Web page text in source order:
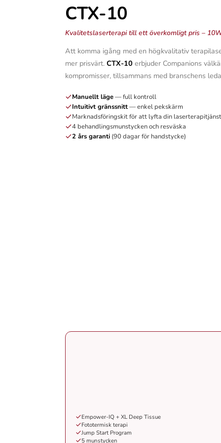
CTX-10
Kvalitetslaserterapi till ett överkomligt pris –
Att komma igång med en högkvalitativ
mer prisvärt. CTX-10 erbjuder Companions
kompromisser, tillsammans med branschens
Manuellt läge— full kontroll
Intuitivt gränssnitt— enkel pekskärm
Marknadsföringskit för att lyfta din laserterapitjänst
4 behandlingsmunstycken och resväska
2 års garanti (90 dagar för handstycke)
Empower-IQ + XL Deep Tissue
Fototermisk terapi
Jump Start Program
5 munstycken